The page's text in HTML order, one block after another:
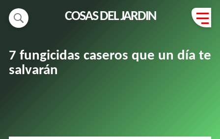
COSAS DEL JARDIN
7 fungicidas caseros que un día te
salvarán